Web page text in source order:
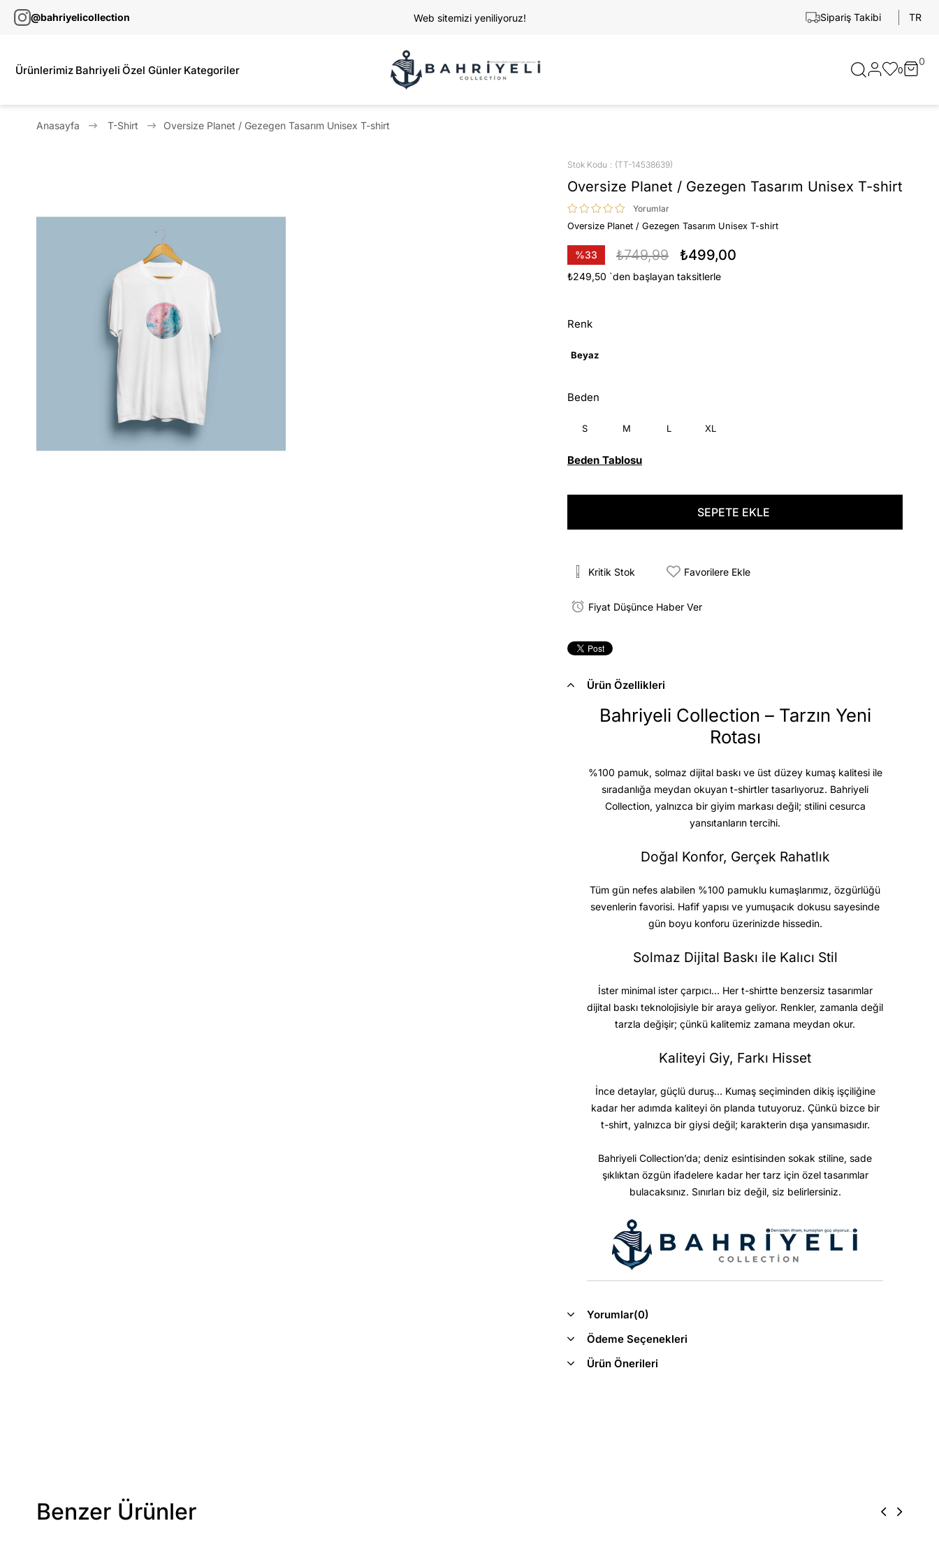
@bahriyelicollection Web sitemizi yeniliyoruz! Sipariş Takibi TR
Ürünlerimiz Bahriyeli Özel Günler Kategoriler 0
0
Anasayfa T-Shirt Oversize Planet / Gezegen Tasarım Unisex T-shirt
Stok Kodu (TT-14538639)
Oversize Planet / Gezegen Tasarım Unisex T-shirt
Yorumlar
Oversize Planet / Gezegen Tasarım Unisex T-shirt
%33
İndirim
₺749,99 ₺499,00
₺249,50 `den başlayan taksitlerle
Renk
Beyaz
Beden
S M L XL
Beden Tablosu
Kritik Stok Favorilere Ekle
Fiyat Düşünce Haber Ver
Ürün Özellikleri
Bahriyeli Collection – Tarzın Yeni
Rotası
%100 pamuk, solmaz dijital baskı ve üst düzey kumaş kalitesiile
sıradanlığa meydan okuyan t-shirtler tasarlıyoruz. Bahriyeli
Collection, yalnızca bir giyim markası değil; stilini cesurca
yansıtanların tercihi.
Doğal Konfor, Gerçek Rahatlık
Tüm gün nefes alabilen %100 pamuklu kumaşlarımız, özgürlüğü
sevenlerin favorisi. Hafif yapısı ve yumuşacık dokusu sayesinde
gün boyu konforu üzerinizde hissedin.
Solmaz Dijital Baskı ile Kalıcı Stil
İster minimal ister çarpıcı… Her t-shirtte benzersiz tasarımlar
dijital baskı teknolojisiyle bir araya geliyor. Renkler, zamanla değil
tarzla değişir; çünkü kalitemiz zamana meydan okur.
Kaliteyi Giy, Farkı Hisset
İnce detaylar, güçlü duruş… Kumaş seçiminden dikiş işçiliğine
kadar her adımda kaliteyi ön planda tutuyoruz. Çünkü bizce bir
t-shirt, yalnızca bir giysi değil; karakterin dışa yansımasıdır.
Bahriyeli Collection’da; deniz esintisinden sokak stiline, sade
şıklıktan özgün ifadelere kadar her tarz için özel tasarımlar
bulacaksınız. Sınırları biz değil, siz belirlersiniz.
Yorumlar(0)
Ödeme Seçenekleri
Ürün Önerileri
Benzer Ürünler